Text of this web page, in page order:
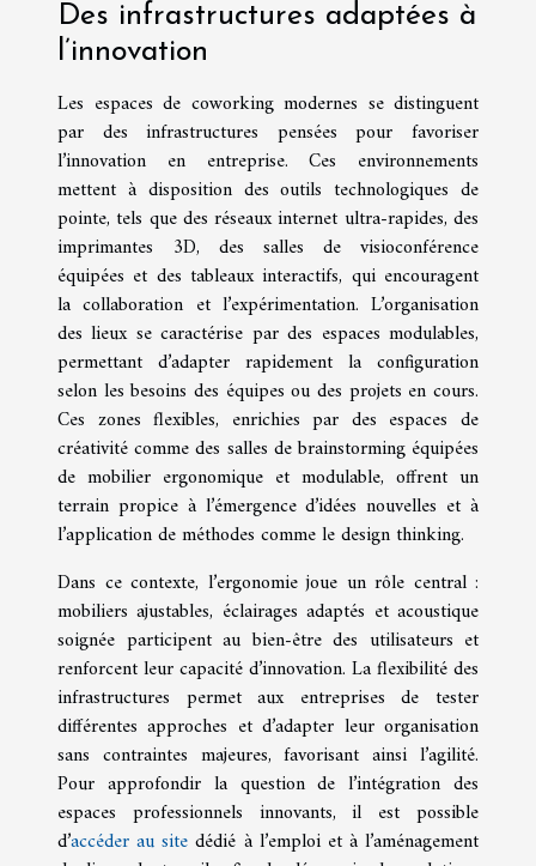
Des infrastructures adaptées à
l’innovation
Les espaces de coworking modernes se distinguent
par des infrastructures pensées pour favoriser
l’innovation en entreprise. Ces environnements
mettent à disposition des outils technologiques de
pointe, tels que des réseaux internet ultra-rapides, des
imprimantes 3D, des salles de visioconférence
équipées et des tableaux interactifs, qui encouragent
la collaboration et l’expérimentation. L’organisation
des lieux se caractérise par des espaces modulables,
permettant d’adapter rapidement la configuration
selon les besoins des équipes ou des projets en cours.
Ces zones flexibles, enrichies par des espaces de
créativité comme des salles de brainstorming équipées
de mobilier ergonomique et modulable, offrent un
terrain propice à l’émergence d’idées nouvelles et à
l’application de méthodes comme le design thinking.
Dans ce contexte, l’ergonomie joue un rôle central :
mobiliers ajustables, éclairages adaptés et acoustique
soignée participent au bien-être des utilisateurs et
renforcent leur capacité d’innovation. La flexibilité des
infrastructures permet aux entreprises de tester
différentes approches et d’adapter leur organisation
sans contraintes majeures, favorisant ainsi l’agilité.
Pour approfondir la question de l’intégration des
espaces professionnels innovants, il est possible
d’accéder au site dédié à l’emploi et à l’aménagement